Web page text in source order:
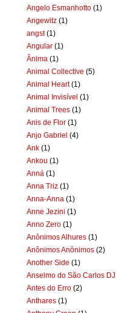
Angelo Esmanhotto (1)
Angewitz (1)
angst (1)
Angular (1)
Ânima (1)
Animal Collective (5)
Animal Heart (1)
Animal Invisível (1)
Animal Trees (1)
Anis de Flor (1)
Anjo Gabriel (4)
Ank (1)
Ankou (1)
Anná (1)
Anna Triz (1)
Anna-Anna (1)
Anne Jezini (1)
Anno Zero (1)
Anônimos Alhures (1)
Anônimos Anônimos (2)
Another Side (1)
Anselmo do São Carlos DJ
Antes do Erro (2)
Anthares (1)